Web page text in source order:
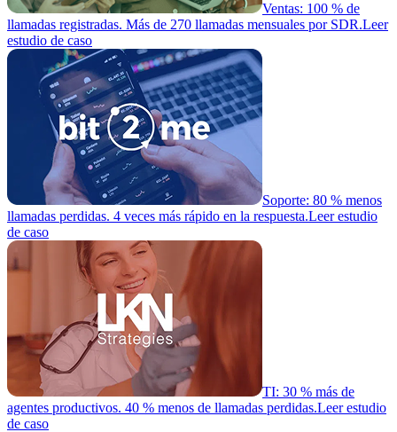
Ventas: 100 % de
llamadas registradas. Más de 270 llamadas mensuales por SDR.Leer
estudio de caso
Soporte: 80 % menos
llamadas perdidas. 4 veces más rápido en la respuesta.Leer estudio
de caso
TI: 30 % más de
agentes productivos. 40 % menos de llamadas perdidas.Leer estudio
de caso